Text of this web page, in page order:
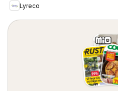
Lyreco